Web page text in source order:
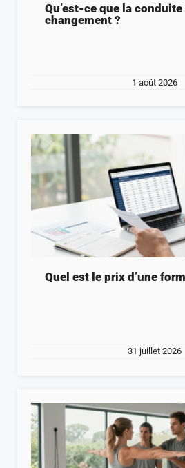
Qu’est-ce que la conduite
changement ?
1 août 2026
Quel est le prix d’une
31 juillet 2026